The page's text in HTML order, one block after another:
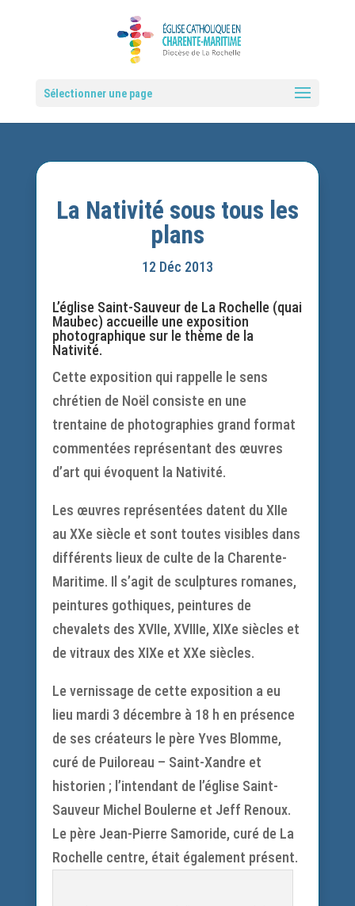
Sélectionner une page
La Nativité sous tous les
plans
12 Déc 2013
L’église Saint-Sauveur de La Rochelle (quai
Maubec) accueille une exposition
photographique sur le thème de la
Nativité.
Cette exposition qui rappelle le sens
chrétien de Noël consiste en une
trentaine de photographies grand format
commentées représentant des œuvres
d’art qui évoquent la Nativité.
Les œuvres représentées datent du XIIe
au XXe siècle et sont toutes visibles dans
différents lieux de culte de la Charente-
Maritime. Il s’agit de sculptures romanes,
peintures gothiques, peintures de
chevalets des XVIIe, XVIIIe, XIXe siècles et
de vitraux des XIXe et XXe siècles.
Le vernissage de cette exposition a eu
lieu mardi 3 décembre à 18 h en présence
de ses créateurs le père Yves Blomme,
curé de Puiloreau – Saint-Xandre et
historien ; l’intendant de l’église Saint-
Sauveur Michel Boulerne et Jeff Renoux.
Le père Jean-Pierre Samoride, curé de La
Rochelle centre, était également présent.